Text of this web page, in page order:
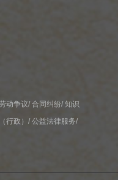
动争议/合同纠纷/ 知识
行政） / 公益法律服务/